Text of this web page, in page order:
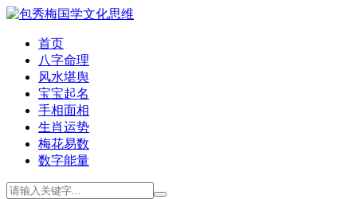
首页
八字命理
风水堪舆
宝宝起名
手相面相
生肖运势
梅花易数
数字能量